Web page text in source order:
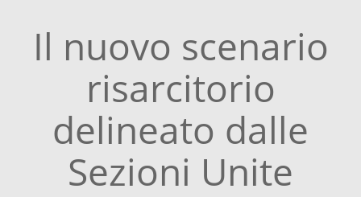
Il nuovo scenario
risarcitorio
delineato dalle
Sezioni Unite